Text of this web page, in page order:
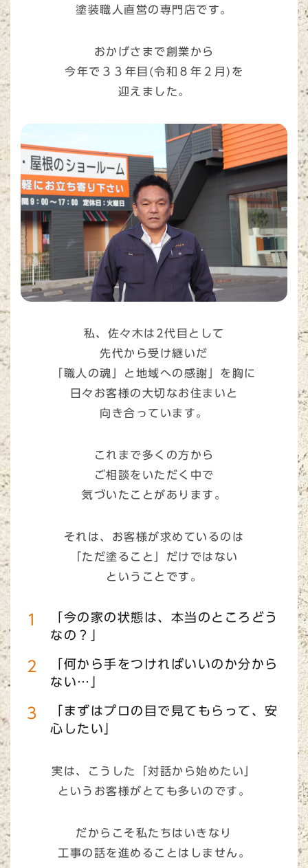
塗装職人直営の専門店です。
おかげさまで創業から
今年で３３年目(令和８年２月)を
迎えました。
私、佐々木は2代目として
先代から受け継いだ
「職人の魂」と地域への感謝」を胸に
日々お客様の大切なお住まいと
向き合っています。
これまで多くの方から
ご相談をいただく中で
気づいたことがあります。
それは、お客様が求めているのは
「ただ塗ること」だけではない
ということです。
「今の家の状態は、本当のところどう
なの？」
「何から手をつければいいのか分から
ない…」
「まずはプロの目で見てもらって、安
心したい」
実は、こうした「対話から始めたい」
というお客様がとても多いのです。
だからこそ私たちはいきなり
工事の話を進めることはしません。